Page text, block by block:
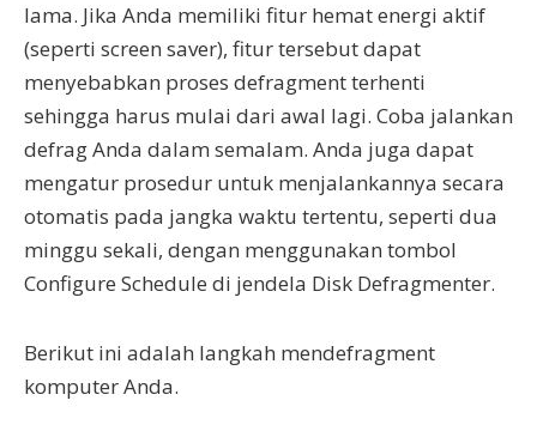
lama. Jika Anda memiliki fitur hemat energi aktif
(seperti screen saver), fitur tersebut dapat
menyebabkan proses defragment terhenti
sehingga harus mulai dari awal lagi. Coba jalankan
defrag Anda dalam semalam. Anda juga dapat
mengatur prosedur untuk menjalankannya secara
otomatis pada jangka waktu tertentu, seperti dua
minggu sekali, dengan menggunakan tombol
Configure Schedule di jendela Disk Defragmenter.
Berikut ini adalah langkah mendefragment
komputer Anda.